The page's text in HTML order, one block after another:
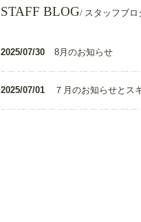
STAFF BLOG/ スタッフブロ
2025/07/30 8月のお知らせ
2025/07/01 ７月のお知らせとス